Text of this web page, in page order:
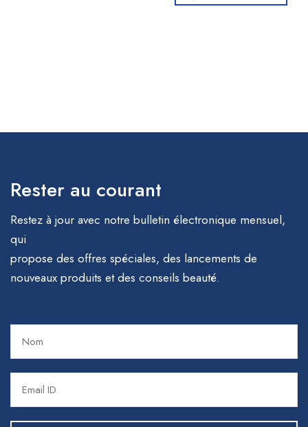
Rester au courant
Restez à jour avec notre bulletin électronique mensuel,
qui
propose des offres spéciales, des lancements de
nouveaux produits et des conseils beauté.